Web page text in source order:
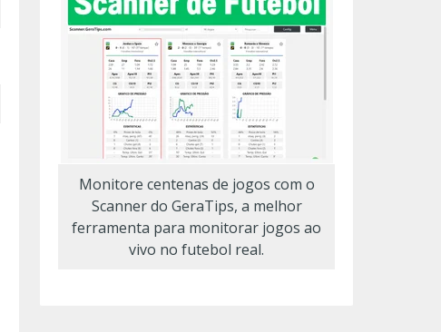
Monitore centenas de jogos com o
Scanner do GeraTips, a melhor
ferramenta para monitorar jogos ao
vivo no futebol real.